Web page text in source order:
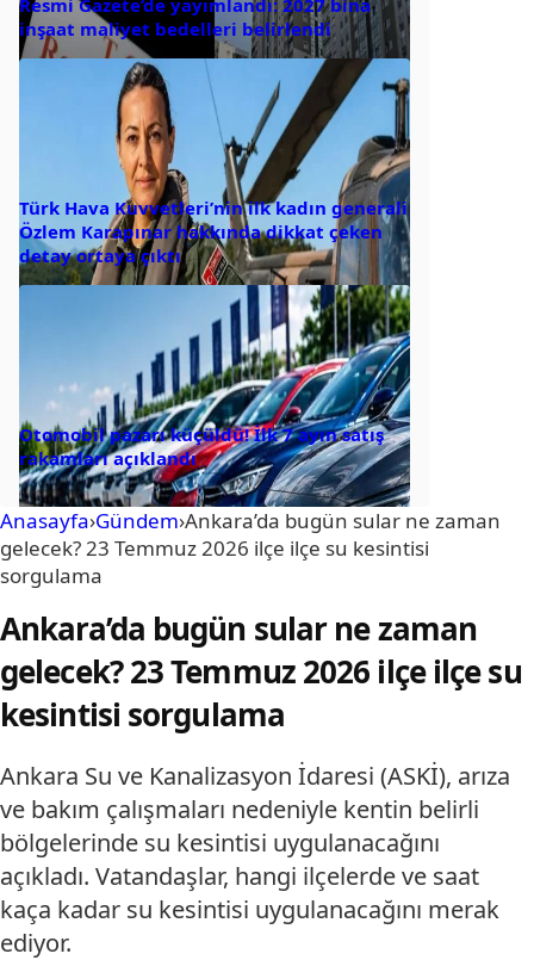
inşaat maliyet bedelleri belirlendi
Türk Hava Kuvvetleri’nin ilk kadın generali
Özlem Karapınar hakkında dikkat çeken
detay ortaya çıktı
Otomobil pazarı küçüldü! İlk 7 ayın satış
rakamları açıklandı
Anasayfa›Gündem›Ankara’da bugün sular ne zaman
gelecek? 23 Temmuz 2026 ilçe ilçe su kesintisi
sorgulama
Ankara’da bugün sular ne zaman
gelecek? 23 Temmuz 2026 ilçe ilçe su
kesintisi sorgulama
Ankara Su ve Kanalizasyon İdaresi (ASKİ), arıza
ve bakım çalışmaları nedeniyle kentin belirli
bölgelerinde su kesintisi uygulanacağını
açıkladı. Vatandaşlar, hangi ilçelerde ve saat
kaça kadar su kesintisi uygulanacağını merak
ediyor.